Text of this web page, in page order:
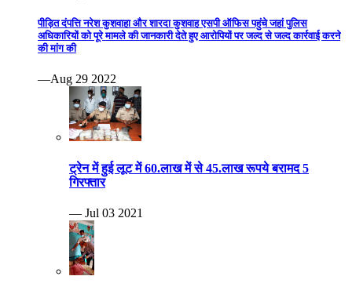
पीड़ित दंपत्ति नरेश कुशवाहा और शारदा कुशवाह एसपी ऑफिस पहुंचे जहां पुलिस
अधिकारियों को पूरे मामले की जानकारी देते हुए आरोपियों पर जल्द से जल्द कार्रवाई करने
की मांग की
—Aug 29 2022
ट्रेन में हुई लूट में 60.लाख में से 45.लाख रूपये बरामद 5
गिरफ्तार
— Jul 03 2021